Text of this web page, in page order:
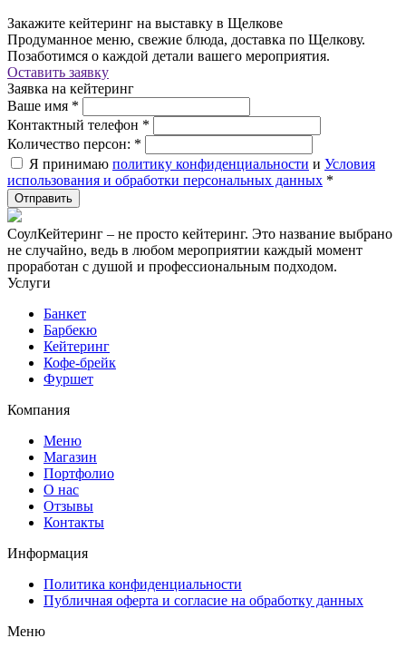
Закажите кейтеринг на выставку в Щелкове
Продуманное меню, свежие блюда, доставка по Щелкову.
Позаботимся о каждой детали вашего мероприятия.
Оставить заявку
Заявка на кейтеринг
Ваше имя *
Контактный телефон *
Количество персон: *
Я принимаю политику конфиденциальности и Условия
использования и обработки персональных данных *
СоулКейтеринг – не просто кейтеринг. Это название выбрано
не случайно, ведь в любом мероприятии каждый момент
проработан с душой и профессиональным подходом.
Услуги
Банкет
Барбекю
Кейтеринг
Кофе-брейк
Фуршет
Компания
Меню
Магазин
Портфолио
О нас
Отзывы
Контакты
Информация
Политика конфиденциальности
Публичная оферта и согласие на обработку данных
Меню